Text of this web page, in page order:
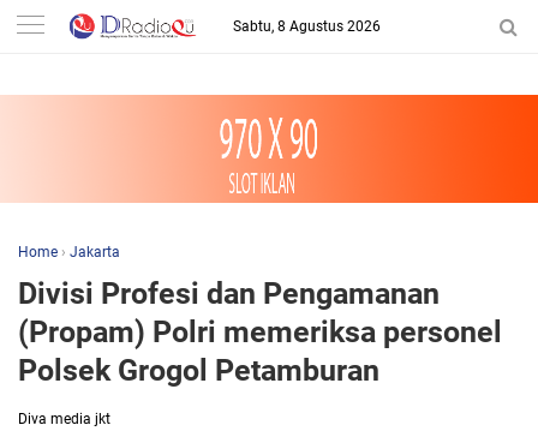
-->
Sabtu, 8 Agustus 2026
Home › Jakarta
Divisi Profesi dan Pengamanan
(Propam) Polri memeriksa personel
Polsek Grogol Petamburan
Diva media jkt